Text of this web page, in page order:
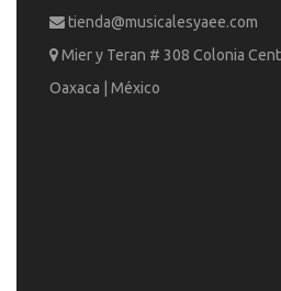
tienda@musicalesyaee.com
Mier y Teran # 308 Colonia
Oaxaca | México